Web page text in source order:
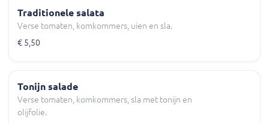
Traditionele salata
Verse tomaten, komkommers, uien en sla.
€ 5,50
Tonijn salade
Verse tomaten, komkommers, sla met tonijn en
olijfolie.